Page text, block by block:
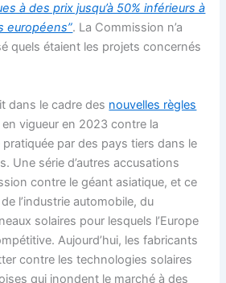
à des prix jusqu’à 50% inférieurs à
européens”. La Commission n’a
quels étaient les projets concernés
dans le cadre des nouvelles règles
vigueur en 2023 contre la
par des pays tiers dans le
Une série d’autres accusations
contre le géant asiatique, et ce
l’industrie automobile, du
solaires pour lesquels l’Europe
Aujourd’hui, les fabricants
contre les technologies solaires
qui inondent le marché à des